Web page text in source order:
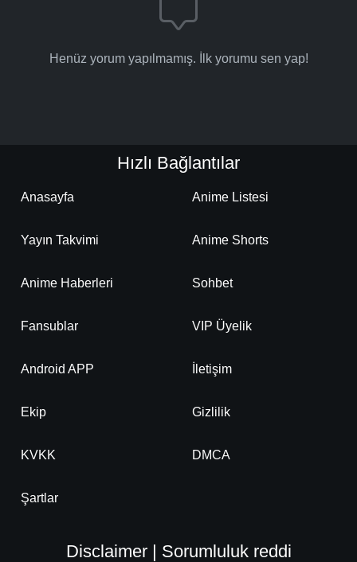
Henüz yorum yapılmamış. İlk yorumu sen yap!
Hızlı Bağlantılar
Anasayfa Anime Listesi
Yayın Takvimi Anime Shorts
Anime Haberleri Sohbet
Fansublar VIP Üyelik
Android APP İletişim
Ekip Gizlilik
KVKK DMCA
Şartlar
Disclaimer | Sorumluluk reddi